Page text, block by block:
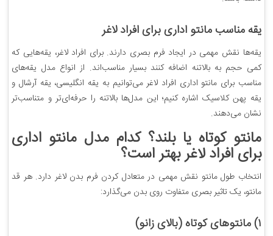
یقه مناسب مانتو اداری برای افراد لاغر
یقه‌ها نقش مهمی در ایجاد فرم بصری دارند. برای افراد لاغر، یقه‌هایی که
کمی حجم به بالاتنه اضافه کنند بسیار مناسب‌اند. از انواع مدل یقه‌های
مناسب برای مانتو اداری افراد لاغر می‌توانیم به یقه انگلیسی، یقه آرشال و
یقه پهن کلاسیک اشاره کنیم؛ این مدل‌ها بالاتنه را حرفه‌ای‌تر و متناسب‌تر
نشان می‌دهند.
مانتو کوتاه یا بلند؟ کدام‌ مدل مانتو اداری
برای افراد لاغر بهتر است؟
انتخاب طول مانتو نقش مهمی در متعادل کردن فرم بدن لاغر دارد. هر قد
مانتو، یک تاثیر بصری متفاوت روی بدن می‌گذارد:
۱) مانتوهای کوتاه (بالای زانو)